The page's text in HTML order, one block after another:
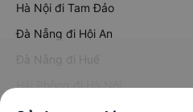
Hà Nội đi Tam Đảo
Đà Nẵng đi Hội An
Đà Nẵng đi Huế
Hải Phòng đi Hà Nội